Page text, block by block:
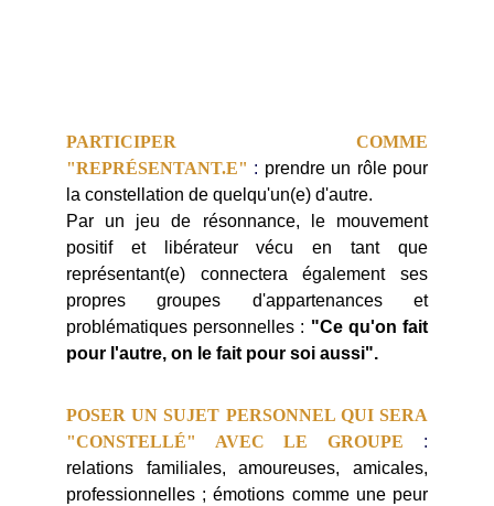
PARTICIPER COMME
"REPRÉSENTANT.E" : prendre un rôle pour
la constellation de quelqu'un(e) d'autre.
Par un jeu de résonnance, le mouvement
positif et libérateur vécu en tant que
représentant(e) connectera également ses
propres groupes d'appartenances et
problématiques personnelles : "Ce qu'on fait
pour l'autre, on le fait pour soi aussi".
POSER UN SUJET PERSONNEL QUI SERA
"CONSTELLÉ" AVEC LE GROUPE
:
relations familiales, amoureuses, amicales,
professionnelles ; émotions comme une peur